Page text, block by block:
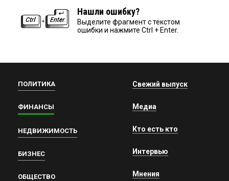
Нашли ошибку?
Выделите фрагмент с текстом
ошибки и нажмите Ctrl + Enter.
ПОЛИТИКА
ФИНАНСЫ
НЕДВИЖИМОСТЬ
БИЗНЕС
ОБЩЕСТВО
Свежий выпуск
Медиа
Кто есть кто
Интервью
Мнения